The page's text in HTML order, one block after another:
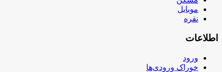
موبایل
نقره
اطلاعات
ورود
خوراک ورودی‌ها